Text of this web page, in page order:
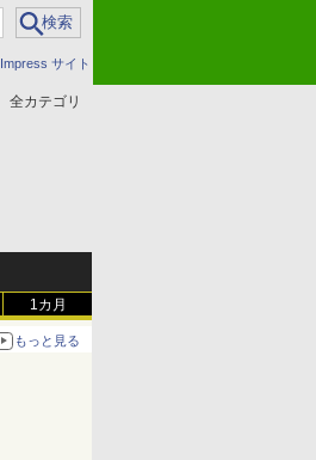
Impress サイト
全カテゴリ
1カ月
もっと見る